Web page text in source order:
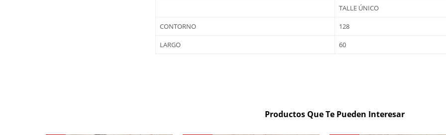
TALLE ÚNICO
CONTORNO 128
LARGO 60
Productos Que Te Pueden Interesar